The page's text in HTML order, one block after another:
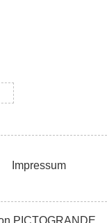
Impressum